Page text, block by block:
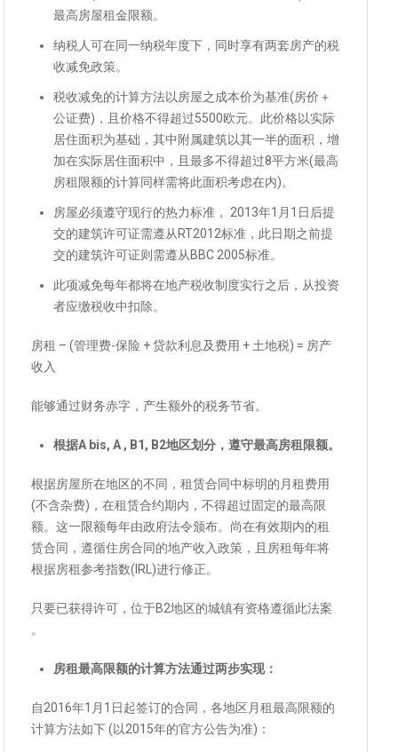
最高房屋租金限额。
纳税人可在同一纳税年度下，同时享有两套房产的税
收减免政策。
税收减免的计算方法以房屋之成本价为基准(房价＋
公证费)，且价格不得超过5500欧元。此价格以实际
居住面积为基础，其中附属建筑以其一半的面积，增
加在实际居住面积中，且最多不得超过8平方米(最高
房租限额的计算同样需将此面积考虑在内)。
房屋必须遵守现行的热力标准， 2013年1月1日后提
交的建筑许可证需遵从RT2012标准，此日期之前提
交的建筑许可证则需遵从BBC 2005标准。
此项减免每年都将在地产税收制度实行之后，从投资
者应缴税收中扣除。
房租 – (管理费-保险 + 贷款利息及费用 + 土地税) = 房产
收入
能够通过财务赤字，产生额外的税务节省。
根据A bis, A , B1, B2地区划分，遵守最高房租限额。
根据房屋所在地区的不同，租赁合同中标明的月租费用
(不含杂费)，在租赁合约期内，不得超过固定的最高限
额。这一限额每年由政府法令颁布。尚在有效期内的租
赁合同，遵循住房合同的地产收入政策，且房租每年将
根据房租参考指数(IRL)进行修正。
只要已获得许可，位于B2地区的城镇有资格遵循此法案
。
房租最高限额的计算方法通过两步实现：
自2016年1月1日起签订的合同，各地区月租最高限额的
计算方法如下 (以2015年的官方公告为准)：